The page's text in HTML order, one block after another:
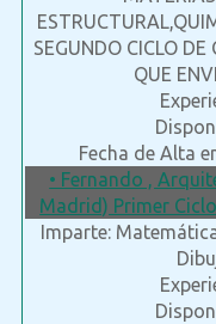
SEGUNDO CICLO
QUE
Fecha de Alta
• Fernando ,
Madrid) Primer
Imparte: